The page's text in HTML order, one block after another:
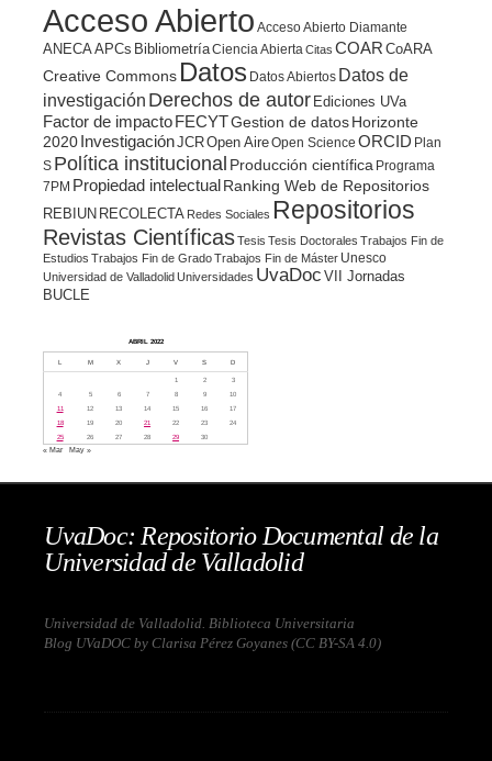
Acceso Abierto Acceso Abierto Diamante
ANECA APCs BibliometríaCiencia Abierta Citas COAR CoARA
Creative Commons Datos Datos Abiertos Datos de
investigación Derechos de autor Ediciones UVa
Factor de impacto FECYTGestion de datosHorizonte
2020 InvestigaciónJCROpen AireOpen Science ORCID Plan
S Política institucional Producción científica Programa
7PM Propiedad intelectualRanking Web de Repositorios
REBIUN RECOLECTA Redes Sociales Repositorios
Revistas CientíficasTesis Tesis Doctorales Trabajos Fin de
Estudios Trabajos Fin de GradoTrabajos Fin de Máster Unesco
Universidad de ValladolidUniversidades UvaDoc VII Jornadas
BUCLE
ABRIL 2022
L M X J V S D
1 2
3
4
5 6 7 8 9
10
11
12 13 14 15 16
17
18
19 20 21 22 23
24
25
26 27 28 29 30
« Mar May »
UvaDoc: Repositorio Documental de la
Universidad de Valladolid
Universidad de Valladolid. Biblioteca Universitaria
Blog UVaDOC by Clarisa Pérez Goyanes (CC BY-SA 4.0)